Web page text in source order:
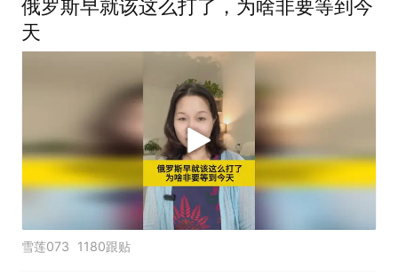
俄罗斯早就该这么打了，为啥非要等到今
天
雪莲073 1180跟贴